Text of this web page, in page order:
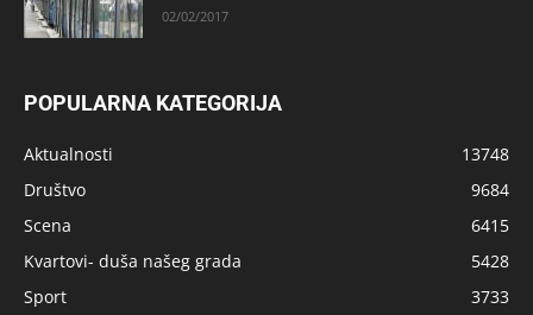
02/02/2017
POPULARNA KATEGORIJA
Aktualnosti
13748
Društvo
9684
Scena
6415
Kvartovi- duša našeg grada
5428
Sport
3733